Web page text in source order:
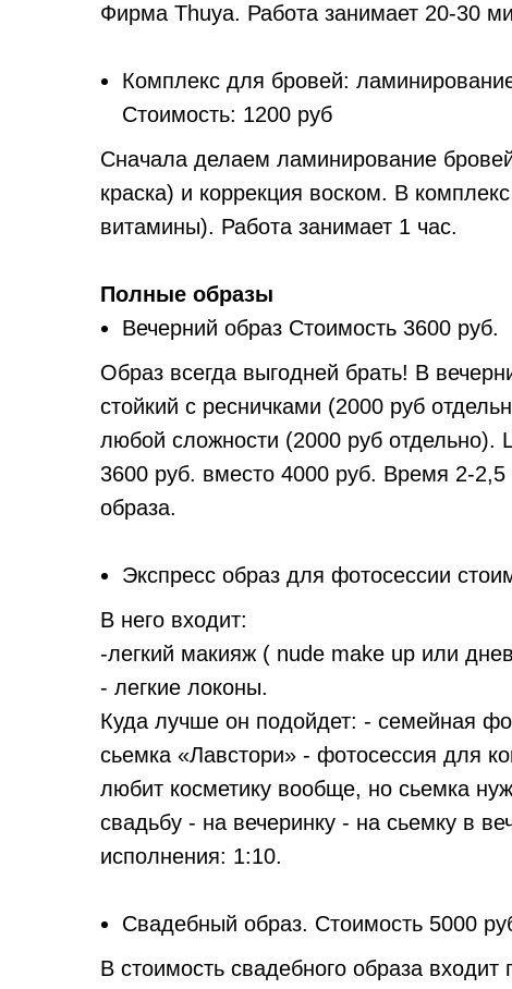
Фирма Thuya. Работа занимает 20-30
Комплекс для бровей:
Стоимость: 1200 руб
Сначала делаем ламинирование
краска) и коррекция воском. В
витамины). Работа занимает 1 час.
Полные образы
Вечерний образ Стоимость 3600 руб.
Образ всегда выгодней брать! В
стойкий с ресничками (2000 руб
любой сложности (2000 руб
3600 руб. вместо 4000 руб. Время 2-2,5
образа.
Экспресс образ для фотосессии
В него входит:
-легкий макияж ( nude make up или
- легкие локоны.
Куда лучше он подойдет: - семейная
сьемка «Лавстори» - фотосессия для
любит косметику вообще, но сьемка
свадьбу - на вечеринку - на сьемку в
исполнения: 1:10.
Свадебный образ. Стоимость 5000
В стоимость свадебного образа